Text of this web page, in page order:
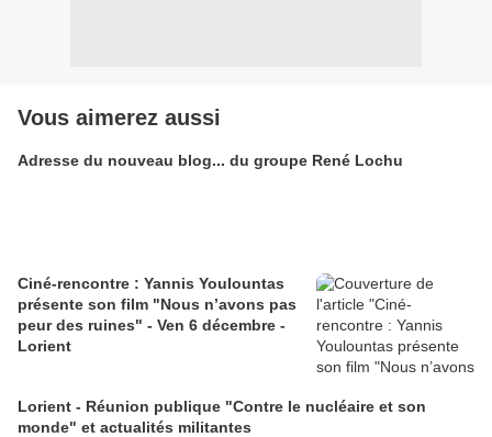
Vous aimerez aussi
Adresse du nouveau blog... du groupe René Lochu
Ciné-rencontre : Yannis Youlountas
présente son film "Nous n’avons pas
peur des ruines" - Ven 6 décembre -
Lorient
Lorient - Réunion publique "Contre le nucléaire et son
monde" et actualités militantes